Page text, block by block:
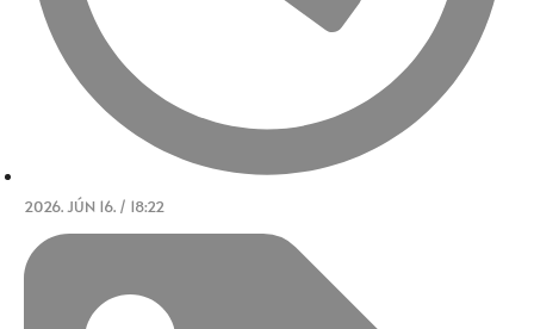
2026. JÚN 16. / 18:22